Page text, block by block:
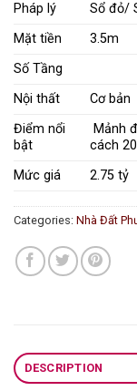
Pháp lý
Sổ đỏ/
Mặt tiền
3.5m
Số Tầng
Nội thất
Cơ bản
Điểm nổi
bật
Mảnh
cách
Mức giá
2.75 tỷ
Categories: Nhà Đất
DESCRIPTION